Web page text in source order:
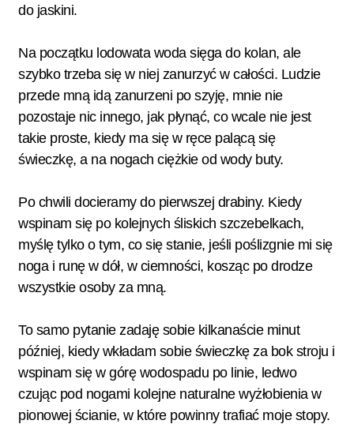
do jaskini.
Na początku lodowata woda sięga do kolan, ale
szybko trzeba się w niej zanurzyć w całości. Ludzie
przede mną idą zanurzeni po szyję, mnie nie
pozostaje nic innego, jak płynąć, co wcale nie jest
takie proste, kiedy ma się w ręce palącą się
świeczkę, a na nogach ciężkie od wody buty.
Po chwili docieramy do pierwszej drabiny. Kiedy
wspinam się po kolejnych śliskich szczebelkach,
myślę tylko o tym, co się stanie, jeśli poślizgnie mi się
noga i runę w dół, w ciemności, kosząc po drodze
wszystkie osoby za mną.
To samo pytanie zadaję sobie kilkanaście minut
później, kiedy wkładam sobie świeczkę za bok stroju i
wspinam się w górę wodospadu po linie, ledwo
czując pod nogami kolejne naturalne wyżłobienia w
pionowej ścianie, w które powinny trafiać moje stopy.